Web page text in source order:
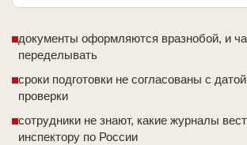
документы оформляются вразнобой, и
переделывать
сроки подготовки не согласованы с
проверки
сотрудники не знают, какие журналы
инспектору по России